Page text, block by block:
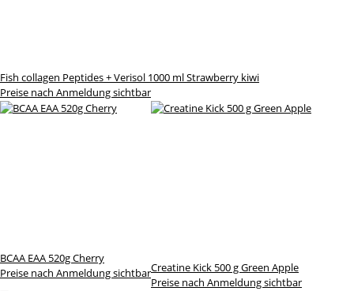
Fish collagen Peptides + Verisol 1000 ml Strawberry kiwi
Preise nach Anmeldung sichtbar
BCAA EAA 520g Cherry
Preise nach Anmeldung sichtbarCreatine Kick 500 g Green Apple
Preise nach Anmeldung sichtbar